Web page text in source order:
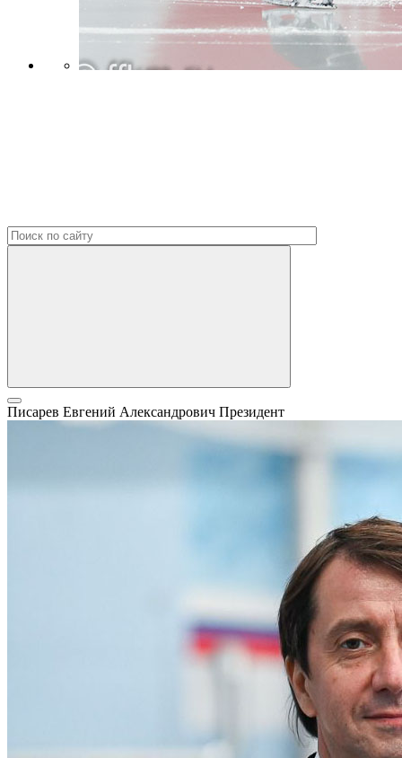
Писарев Евгений Александрович Президент